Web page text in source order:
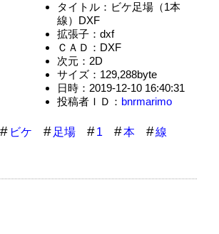
タイトル：ビケ足場（1本
線）DXF
拡張子：dxf
ＣＡＤ：DXF
次元：2D
サイズ：129,288byte
日時：2019-12-10 16:40:31
投稿者ＩＤ： bnrmarimo
ビケ 足場 1 本
線